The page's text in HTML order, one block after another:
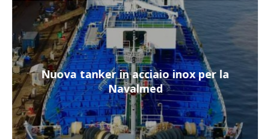
Nuova tanker in acciaio inox per la
Navalmed